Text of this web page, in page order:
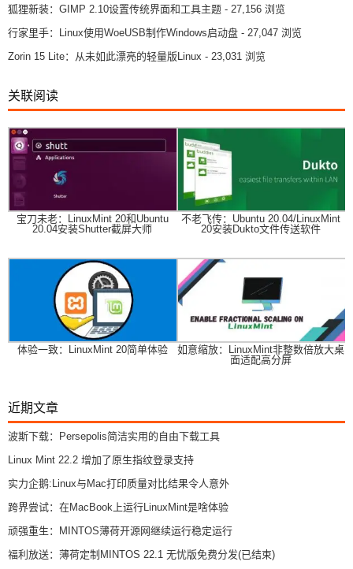
狐狸新装：GIMP 2.10设置传统界面和工具主题 - 27,156 浏览
行家里手：Linux使用WoeUSB制作Windows启动盘 - 27,047 浏览
Zorin 15 Lite：从未如此漂亮的轻量版Linux - 23,031 浏览
关联阅读
宝刀未老：LinuxMint 20和Ubuntu
20.04安装Shutter截屏大师
不老飞传：Ubuntu 20.04/LinuxMint
20安装Dukto文件传送软件
体验一致：LinuxMint 20简单体验
如意缩放：LinuxMint非整数倍放大桌
面适配高分屏
近期文章
波斯下载：Persepolis简洁实用的自由下载工具
Linux Mint 22.2 增加了原生指纹登录支持
实力企鹅:Linux与Mac打印质量对比结果令人意外
跨界尝试：在MacBook上运行LinuxMint是啥体验
顽强重生：MINTOS薄荷开源网继续运行稳定运行
福利放送：薄荷定制MINTOS 22.1 无忧版免费分发(已结束)